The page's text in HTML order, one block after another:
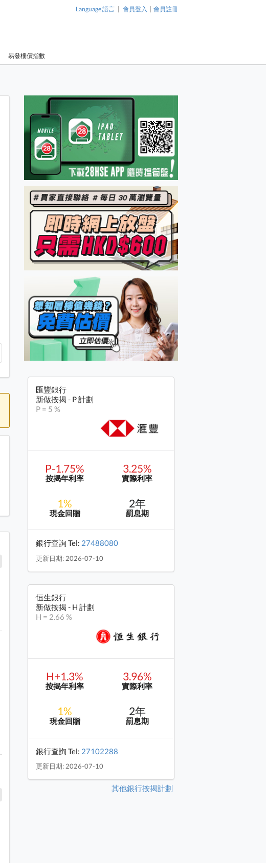
Language 語言 | 會員登入 | 會員註冊
易發樓價指數
匯豐銀行
新做按揭 - P 計劃
P = 5 %
P-1.75%
按揭年利率
3.25%
實際利率
1%
現金回贈
2年
罰息期
銀行查詢 Tel: 27488080
更新日期: 2026-07-10
恒生銀行
新做按揭 - H 計劃
H = 2.66 %
H+1.3%
按揭年利率
3.96%
實際利率
1%
現金回贈
2年
罰息期
銀行查詢 Tel: 27102288
更新日期: 2026-07-10
其他銀行按揭計劃